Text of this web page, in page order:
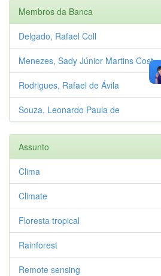
Membros da Banca
Delgado, Rafael Coll
Menezes, Sady Júnior Martins Cost...
Rodrigues, Rafael de Ávila
Souza, Leonardo Paula de
Assunto
Clima
Climate
Floresta tropical
Rainforest
Remote sensing